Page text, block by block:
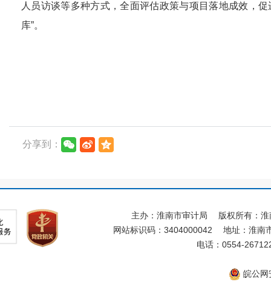
人员访谈等多种方式，全面评估政策与项目落地成效，
库”。
分享到：
主办：淮南市审计局
版权所有：
网站标识码：3404000042
地址：淮南
电话：0554-
皖公网